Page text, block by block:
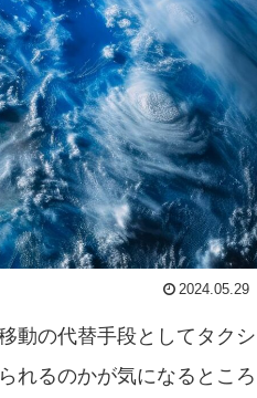
2024.05.29
動の代替手段としてタクシ
れるのかが気になるところ